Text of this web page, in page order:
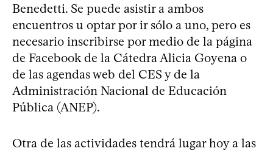
Benedetti. Se puede asistir a ambos
encuentros u optar por ir sólo a uno, pero es
necesario inscribirse por medio de la página
de Facebook de la Cátedra Alicia Goyena o
de las agendas web del CES y de la
Administración Nacional de Educación
Pública (ANEP).
Otra de las actividades tendrá lugar hoy a las